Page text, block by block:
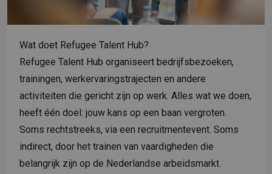
Wat doet Refugee Talent Hub?
Refugee Talent Hub organiseert bedrijfsbezoeken,
trainingen, werkervaringstrajecten en andere
activiteiten die gericht zijn op werk. Alles wat we doen,
heeft één doel: jouw kans op een baan vergroten.
Soms rechtstreeks, via een recruitment­event. Soms
indirect, door het trainen van vaardigheden die
belangrijk zijn op de Nederlandse arbeidsmarkt.